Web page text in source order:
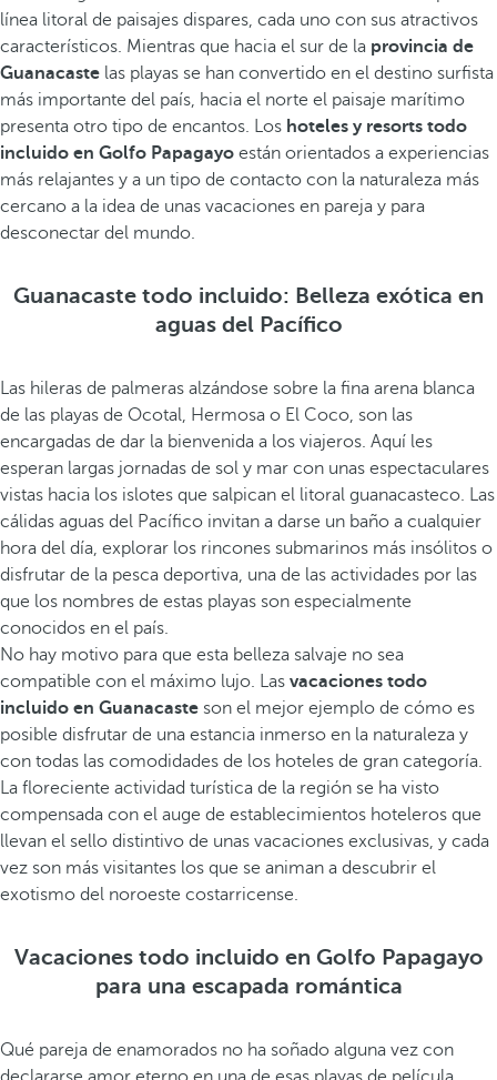
línea litoral de paisajes dispares, cada uno con sus atractivos
característicos. Mientras que hacia el sur de la provincia de
Guanacaste las playas se han convertido en el destino surfista
más importante del país, hacia el norte el paisaje marítimo
presenta otro tipo de encantos. Los hoteles y resorts todo
incluido en Golfo Papagayo están orientados a experiencias
más relajantes y a un tipo de contacto con la naturaleza más
cercano a la idea de unas vacaciones en pareja y para
desconectar del mundo.
Guanacaste todo incluido: Belleza exótica en
aguas del Pacífico
Las hileras de palmeras alzándose sobre la fina arena blanca
de las playas de Ocotal, Hermosa o El Coco, son las
encargadas de dar la bienvenida a los viajeros. Aquí les
esperan largas jornadas de sol y mar con unas espectaculares
vistas hacia los islotes que salpican el litoral guanacasteco. Las
cálidas aguas del Pacífico invitan a darse un baño a cualquier
hora del día, explorar los rincones submarinos más insólitos o
disfrutar de la pesca deportiva, una de las actividades por las
que los nombres de estas playas son especialmente
conocidos en el país.
No hay motivo para que esta belleza salvaje no sea
compatible con el máximo lujo. Las vacaciones todo
incluido en Guanacaste son el mejor ejemplo de cómo es
posible disfrutar de una estancia inmerso en la naturaleza y
con todas las comodidades de los hoteles de gran categoría.
La floreciente actividad turística de la región se ha visto
compensada con el auge de establecimientos hoteleros que
llevan el sello distintivo de unas vacaciones exclusivas, y cada
vez son más visitantes los que se animan a descubrir el
exotismo del noroeste costarricense.
Vacaciones todo incluido en Golfo Papagayo
para una escapada romántica
Qué pareja de enamorados no ha soñado alguna vez con